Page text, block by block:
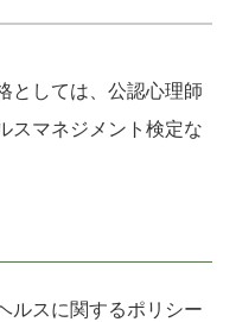
としては、公認心理師
スマネジメント検定な
ルスに関するポリシー